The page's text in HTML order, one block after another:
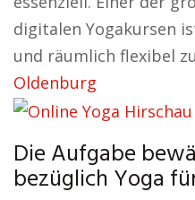
digitalen Yogakursen
und räumlich flexibel
Oldenburg
Die Aufgabe
bezüglich Yoga